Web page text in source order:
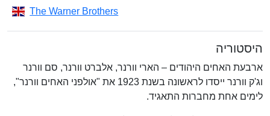
The Warner Brothers
היסטוריה
ארבעת האחים היהודים – הארי וורנר, אלברט וורנר, סם וורנר
וג'ק וורנר ייסדו לראשונה בשנת 1923 את "אולפני האחים וורנר",
לימים אחת מחברות התאגיד.